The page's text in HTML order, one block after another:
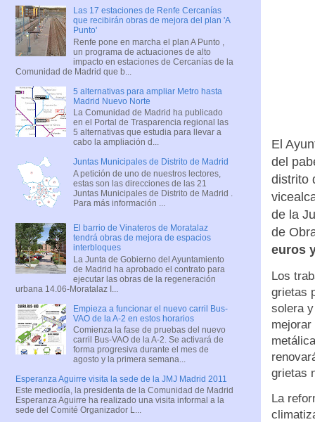
El
del
distrito
de la
de
euros
Los
grietas
solera
grietas
La
Las 17 estaciones de Renfe Cercanías
que recibirán obras de mejora del plan 'A
Punto'
Renfe pone en marcha el plan A Punto ,
un programa de actuaciones de alto
impacto en estaciones de Cercanías de la
Comunidad de Madrid que b...
5 alternativas para ampliar Metro hasta
Madrid Nuevo Norte
La Comunidad de Madrid ha publicado
en el Portal de Trasparencia regional las
5 alternativas que estudia para llevar a
cabo la ampliación d...
Juntas Municipales de Distrito de Madrid
A petición de uno de nuestros lectores,
estas son las direcciones de las 21
Juntas Municipales de Distrito de Madrid .
Para más información ...
El barrio de Vinateros de Moratalaz
tendrá obras de mejora de espacios
interbloques
La Junta de Gobierno del Ayuntamiento
de Madrid ha aprobado el contrato para
ejecutar las obras de la regeneración
urbana 14.06-Moratalaz I...
Empieza a funcionar el nuevo carril Bus-
VAO de la A-2 en estos horarios
Comienza la fase de pruebas del nuevo
carril Bus-VAO de la A-2. Se activará de
forma progresiva durante el mes de
agosto y la primera semana...
Esperanza Aguirre visita la sede de la JMJ Madrid 2011
Este mediodía, la presidenta de la Comunidad de Madrid
Esperanza Aguirre ha realizado una visita informal a la
sede del Comité Organizador L...